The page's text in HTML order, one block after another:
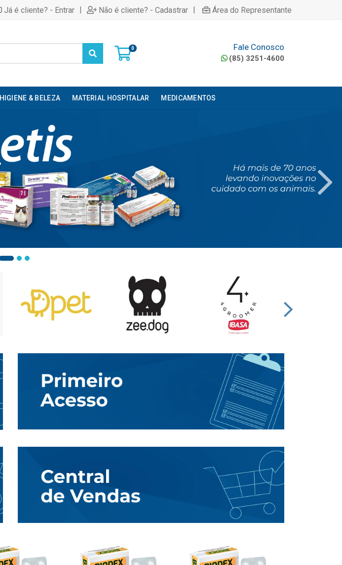
Já é cliente? - Entrar | Não é cliente? - Cadastrar | Área do Representante
0 Fale Conosco
(85) 3251-4600
HIGIENE & BELEZA MATERIAL HOSPITALAR MEDICAMENTOS